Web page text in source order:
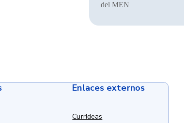
del MEN
Enlaces externos
CurrIdeas